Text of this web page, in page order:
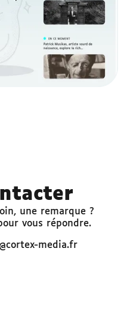
une remarque ?
vous répondre.
media.fr